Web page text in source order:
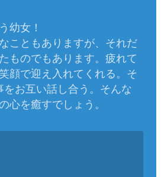
幼女！
こともありますが、それだ
ものでもあります。疲れて
顔で迎え入れてくれる。そ
をお互い話し合う。そんな
心を癒すでしょう。